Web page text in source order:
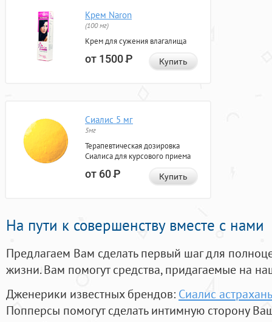
Крем Naron
(100 мг)
Крем для сужения влагалища
от 1500Р Купить
Сиалис 5 мг
5мг
Терапевтическая дозировка
Сиалиса для курсового приема
от 60Р Купить
На пути к совершенству вместе с нами
Предлагаем Вам сделать первый шаг для
жизни. Вам помогут средства, придагаемые на
Дженерики известных брендов: Сиалис астрахань
Попперсы помогут сделать интимную сторону